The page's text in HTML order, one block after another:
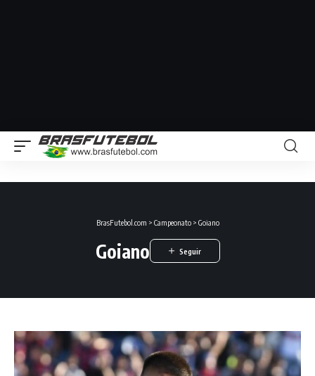
BrasFutebol.com > Campeonato> Goiano
Goiano